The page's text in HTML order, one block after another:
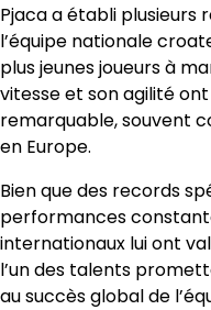
Pjaca a établi plusieurs
l’équipe nationale
plus jeunes joueurs à
vitesse et son agilité
remarquable, souvent
en Europe.
Bien que des records
performances
internationaux lui ont
l’un des talents
au succès global de